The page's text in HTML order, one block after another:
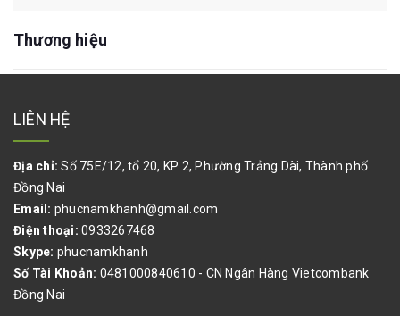
TÚI PE,BAO BÌ KRAFT,VẢI BỐ,THÙNG CARTON
BÌNH ẮC QUY, BÌNH ĐIỆN, BÌNH SẠC, BÌNH ỔN ÁP
DẦU NHỚT CÔNG NGHIỆP
QUE HÀN, VẬT TƯ HÀN
VẬT TƯ NGŨ KIM NGÀNH GỖ
Thương hiệu
LIÊN HỆ
Địa chỉ: Số 75E/12, tổ 20, KP 2, Phường Trảng Dài, Thành phố
Đồng Nai
Email: phucnamkhanh@gmail.com
Điện thoại: 0933267468
Skype: phucnamkhanh
Số Tài Khoản: 0481000840610 - CN Ngân Hàng Vietcombank
Đồng Nai